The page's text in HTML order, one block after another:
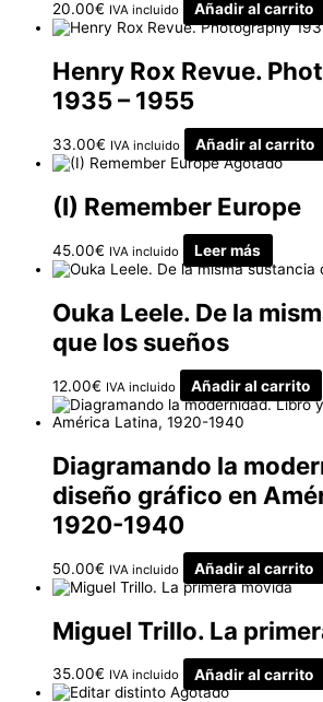
20.00€ IVA incluido Añadir al carrito
Henry Rox Revue.
1935 – 1955
33.00€ IVA incluido
Añadir al carrito
Agotado
(I) Remember Europe
45.00€ IVA incluido Leer más
Ouka Leele. De la
que los sueños
12.00€ IVA incluido Añadir al carrito
Diagramando la
diseño gráfico en
1920-1940
50.00€ IVA incluido Añadir al carrito
Miguel Trillo. La
35.00€ IVA incluido
Añadir al carrito
Agotado